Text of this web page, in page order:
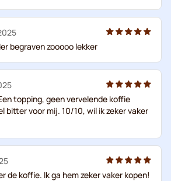
begraven zooooo lekker
topping, geen vervelende koffie
bitter voor mij. 10/10, wil ik zeker vaker
de koffie. Ik ga hem zeker vaker kopen!